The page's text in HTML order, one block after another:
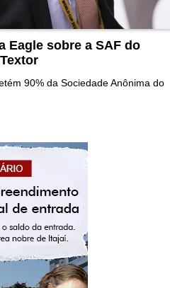
Eagle sobre a SAF do
90% da Sociedade Anônima do